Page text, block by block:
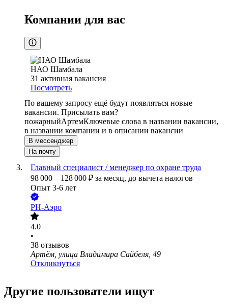
Компании для вас
НАО Шамбала
31 активная вакансия
Посмотреть
По вашему запросу ещё будут появляться новые
вакансии. Присылать вам?
пожарныйАртемКлючевые слова в названии вакансии,
в названии компании и в описании вакансии
В мессенджер
На почту
Главный специалист / менеджер по охране труда
98 000 – 128 000 ₽ за месяц, до вычета налогов
Опыт 3-6 лет
РН-Аэро
4.0
•
38 отзывов
Артём, улица Владимира Сайбеля, 49
Откликнуться
Другие пользователи ищут